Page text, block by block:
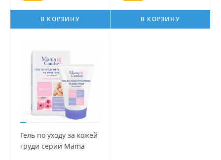
В КОРЗИНУ В КОРЗИНУ
Гель по уходу за кожей
груди серии Mama